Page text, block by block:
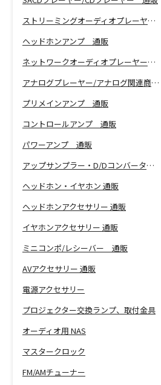
ストリーミングオーディオプレーヤー 通販
ヘッドホンアンプ 通販
ネットワークオーディオプレーヤー 通販
アナログプレーヤー/アナログ関連商品 通販
プリメインアンプ 通販
コントロールアンプ 通販
パワーアンプ 通販
アップサンプラー・D/Dコンバーター 通販
ヘッドホン・イヤホン 通販
ヘッドホンアクセサリー 通販
イヤホンアクセサリー 通販
ミニコンポ/レシーバー 通販
AVアクセサリー 通販
電源アクセサリー
プロジェクター交換ランプ、取付金具
オーディオ用 NAS
マスタークロック
FM/AMチューナー